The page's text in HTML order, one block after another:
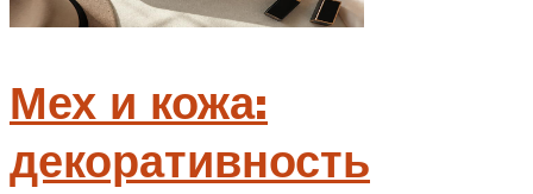
Мех и кожа:
декоративность